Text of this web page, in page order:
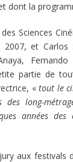
dont la
Sciences
2007, et
partie de
«tout le
des long-
années
aux